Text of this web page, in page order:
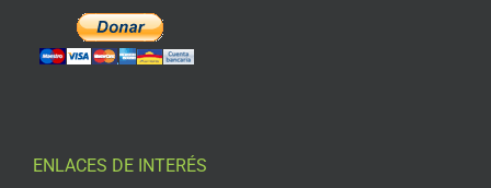
ENLACES DE INTERÉS